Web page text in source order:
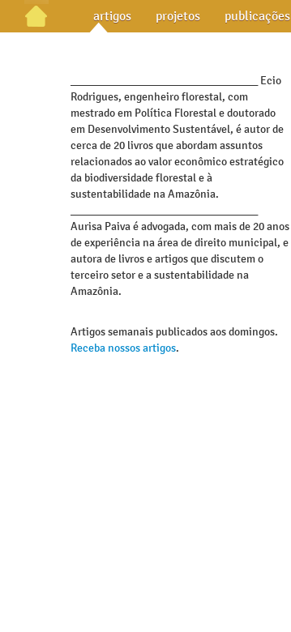
artigos projetos publicações
_________________________________ Ecio
Rodrigues, engenheiro florestal, com
mestrado em Política Florestal e doutorado
em Desenvolvimento Sustentável, é autor de
cerca de 20 livros que abordam assuntos
relacionados ao valor econômico estratégico
da biodiversidade florestal e à
sustentabilidade na Amazônia.
Aurisa Paiva é advogada, com mais de 20 anos
de experiência na área de direito municipal, e
autora de livros e artigos que discutem o
terceiro setor e a sustentabilidade na
Amazônia.
Artigos semanais publicados aos domingos.
Receba nossos artigos.